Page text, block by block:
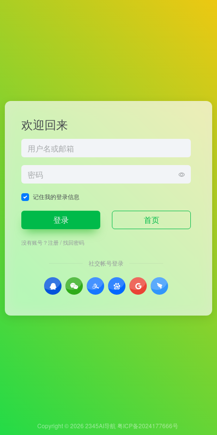
欢迎回来
记住我的登录信息
登录 首页
没有账号？注册/找回密码
社交帐号登录
Copyright © 2026 2345AI导航 粤ICP备2024177666号